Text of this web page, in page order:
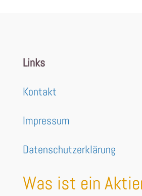
Links
Kontakt
Impressum
Datenschutzerklärung
Was ist ein